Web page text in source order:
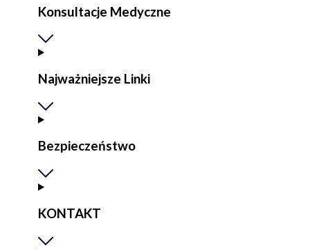
Konsultacje Medyczne
Najważniejsze Linki
Bezpieczeństwo
KONTAKT